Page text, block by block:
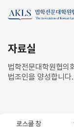
자료실
법학전문대학원협의
법조인을 양성합니다.
로스쿨 창